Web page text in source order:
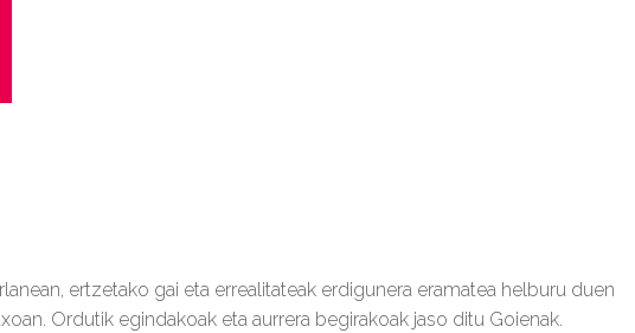
ertzetako gai eta errealitateak erdigunera eramatea helburu duen
Ordutik egindakoak eta aurrera begirakoak jaso ditu Goienak.